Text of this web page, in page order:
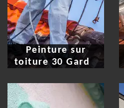
Peinture sur
toiture 30 Gard